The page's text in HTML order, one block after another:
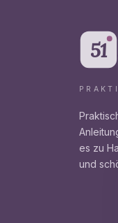
51
es zu
und